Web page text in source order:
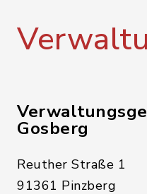
Gosberg
Reuther Straße 1
91361 Pinzberg